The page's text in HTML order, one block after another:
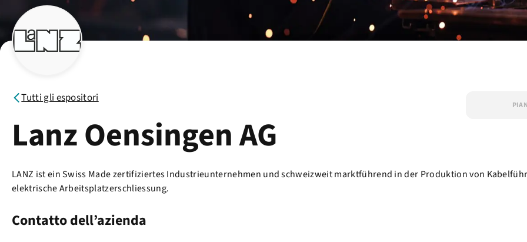
Tutti gli espositori
Lanz Oensingen AG
LANZ ist ein Swiss Made zertifiziertes Industrieunternehmen und schweizweit marktführend in der Produktion von
elektrische Arbeitsplatzerschliessung.
Contatto dell’azienda